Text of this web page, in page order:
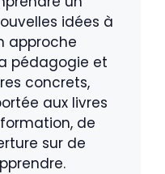
idées à
approche
pédagogie et
concrets,
aux livres
de
sur de